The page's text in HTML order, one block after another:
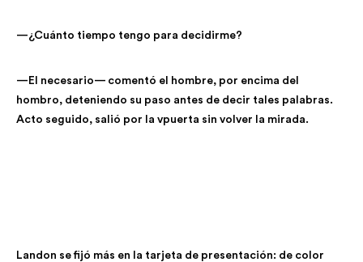
—¿Cuánto tiempo tengo para decidirme?
—El necesario— comentó el hombre, por encima del
hombro, deteniendo su paso antes de decir tales palabras.
Acto seguido, salió por la vpuerta sin volver la mirada.
Landon se fijó más en la tarjeta de presentación: de color